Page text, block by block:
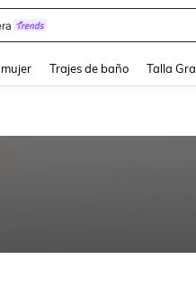
Trajes de baño Talla